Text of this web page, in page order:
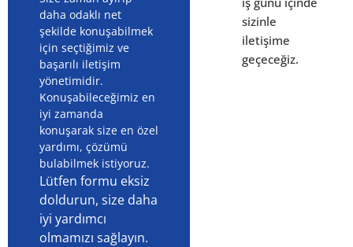
daha odaklı net
şekilde konuşabilmek
için seçtiğimiz ve
başarılı iletişim
yönetimidir.
Konuşabileceğimiz en
iyi zamanda
konuşarak size en özel
yardımı, çözümü
bulabilmek istiyoruz.
Lütfen formu eksiz
doldurun, size daha
iyi yardımcı
olmamızı sağlayın.
sizinle
iletişime
geçeceğiz.